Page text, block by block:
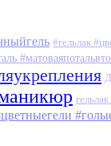
#гельлак